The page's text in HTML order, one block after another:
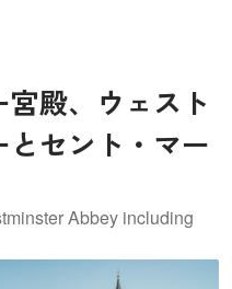
殿、ウェスト
とセント・マー
Abbey including